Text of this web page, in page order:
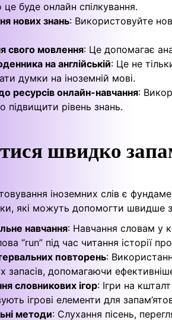
це буде онлайн спілкування.
нових знань: Використовуйте
свого мовлення: Це допомагає
на англійській: Це не
думки на іноземній мові.
ресурсів онлайн-навчання:
підвищити рівень знань.
швидко
іноземних слів є
які можуть допомогти швидше
навчання: Навчання словам у
“run” під час читання історії про
повторень:
запасів, допомагаючи
словникових ігор: Ігри на
ігрові елементи для
методи: Слухання пісень,